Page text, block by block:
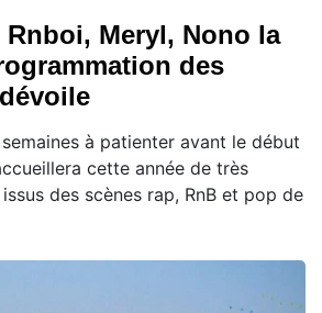
Rnboi, Meryl, Nono la
des
à patienter avant le début
cette année de très
des scènes rap, RnB et pop de